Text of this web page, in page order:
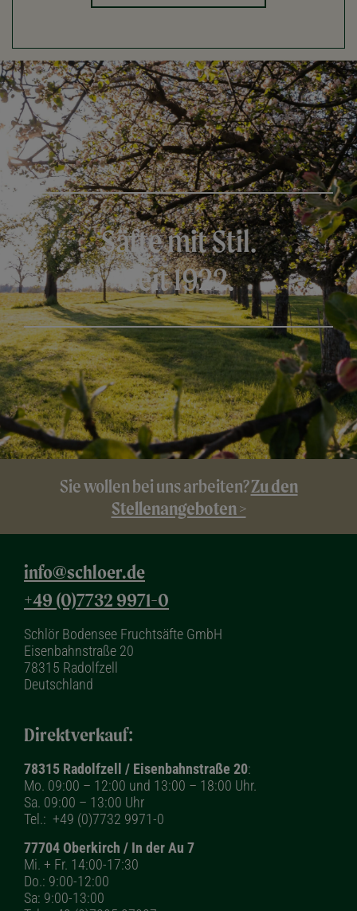
Säfte mit Stil.
Seit 1922.
Sie wollen bei uns arbeiten?Zu den
Stellenangeboten >
info@schloer.de
+49 (0)7732 9971-0
Schlör Bodensee Fruchtsäfte GmbH
Eisenbahnstraße 20
78315 Radolfzell
Deutschland
Direktverkauf:
78315 Radolfzell / Eisenbahnstraße 20:
Mo. 09:00 – 12:00 und 13:00 – 18:00 Uhr.
Sa. 09:00 – 13:00 Uhr
Tel.: +49 (0)7732 9971-0
77704 Oberkirch / In der Au 7
Mi. + Fr. 14:00-17:30
Do.: 9:00-12:00
Sa: 9:00-13:00